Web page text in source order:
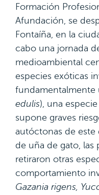
Formación
Afundación, se
Fontaíña, en la
cabo una jornada
medioambiental
especies exóticas
fundamentalmente
edulis), una
supone graves
autóctonas de este
de uña de gato, las
retiraron otras
comportamiento
Gazania rigens,